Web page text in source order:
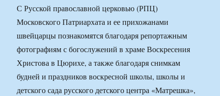
С Русской православной церковью (РПЦ)
Московского Патриархата и ее прихожанами
швейцарцы познакомятся благодаря репортажным
фотографиям с богослужений в храме Воскресения
Христова в Цюрихе, а также благодаря снимкам
будней и праздников воскресной школы, школы и
детского сада русского детского центра «Матрешка»,